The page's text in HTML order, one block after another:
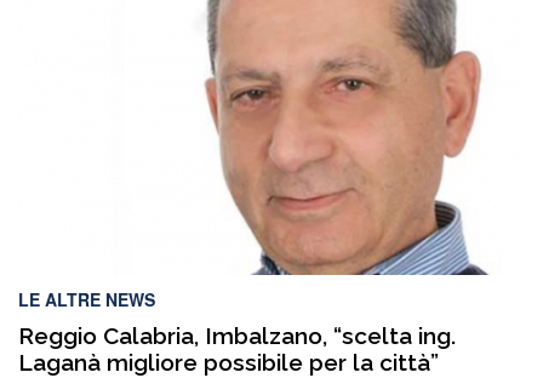
LE ALTRE NEWS
Reggio Calabria, Imbalzano, “scelta ing.
Laganà migliore possibile per la città”